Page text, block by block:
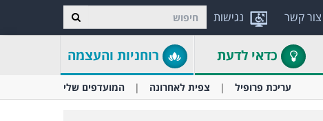
נגישות צור קשר
כדאי לדעת רוחניות והעצמה
עריכת פרופיל צפית לאחרונה המועדפים שלי